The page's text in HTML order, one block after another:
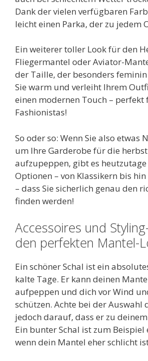
Dank der vielen verfügbaren
leicht einen Parka, der zu jedem
Ein weiterer toller Look für den
Fliegermantel oder Aviator-
der Taille, der besonders
Sie warm und verleiht Ihrem
einen modernen Touch – perfekt
Fashionistas!
So oder so: Wenn Sie also etwas
um Ihre Garderobe für die
aufzupeppen, gibt es heutzutage
Optionen – von Klassikern bis
– dass Sie sicherlich genau den
finden werden!
Accessoires und
den perfekten Mantel-
Ein schöner Schal ist ein
kalte Tage. Er kann deinen
aufpeppen und dich vor Wind
schützen. Achte bei der Auswahl
jedoch darauf, dass er zu
Ein bunter Schal ist zum Beispiel
wenn dein Mantel eher schlicht